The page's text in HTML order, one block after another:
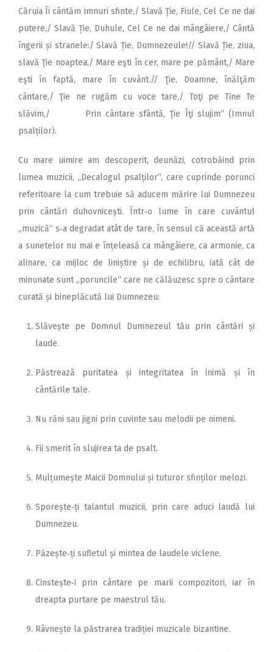
Căruia Îi cântăm imnuri sfinte,/ Slavă Ție, Fiule, Cel Ce ne dai
putere,/ Slavă Ție, Duhule, Cel Ce ne dai mângâiere,/ Cântă
îngerii și stranele:/ Slavă Ție, Dumnezeule!// Slavă Ție, ziua,
slavă Ţie noaptea,/ Mare eşti în cer, mare pe pământ,/ Mare
eşti în faptă, mare în cuvânt.// Ţie, Doamne, înălţăm
cântare,/ Ţie ne rugăm cu voce tare,/ Toţi pe Tine Te
slăvim,/ Prin cântare sfântă, Ţie Îţi slujim“ (Imnul
psalților).
Cu mare uimire am descoperit, deunăzi, cotrobăind prin
lumea muzicii, ,,Decalogul psal­ților“, care cuprinde porunci
referitoare la cum trebuie să aducem mărire lui Dumnezeu
prin cântări duhovnicești. Într‑o lume în care cuvântul
,,muzică“ s‑a degradat atât de tare, în sensul că această artă
a sunetelor nu mai e înțeleasă ca mângâiere, ca armonie, ca
alinare, ca mijloc de liniștire și de echilibru, iată cât de
minunate sunt ,,poruncile“ care ne călăuzesc spre o cântare
curată și bineplăcută lui Dumnezeu:
Slăvește pe Domnul Dumnezeul tău prin cântări și
laude.
Păstrează puritatea și integritatea în inimă și în
cântările tale.
Nu răni sau jigni prin cuvinte sau melodii pe nimeni.
Fii smerit în slujirea ta de psalt.
Mulțumește Maicii Domnului și tuturor sfinților melozi.
Sporește‑ți talantul muzicii, prin care aduci laudă lui
Dumnezeu.
Păzește‑ți sufletul și mintea de laudele viclene.
Cinstește‑i prin cântare pe marii compozitori, iar în
dreapta purtare pe maestrul tău.
Râvnește la păstrarea tradiției muzicale bizantine.